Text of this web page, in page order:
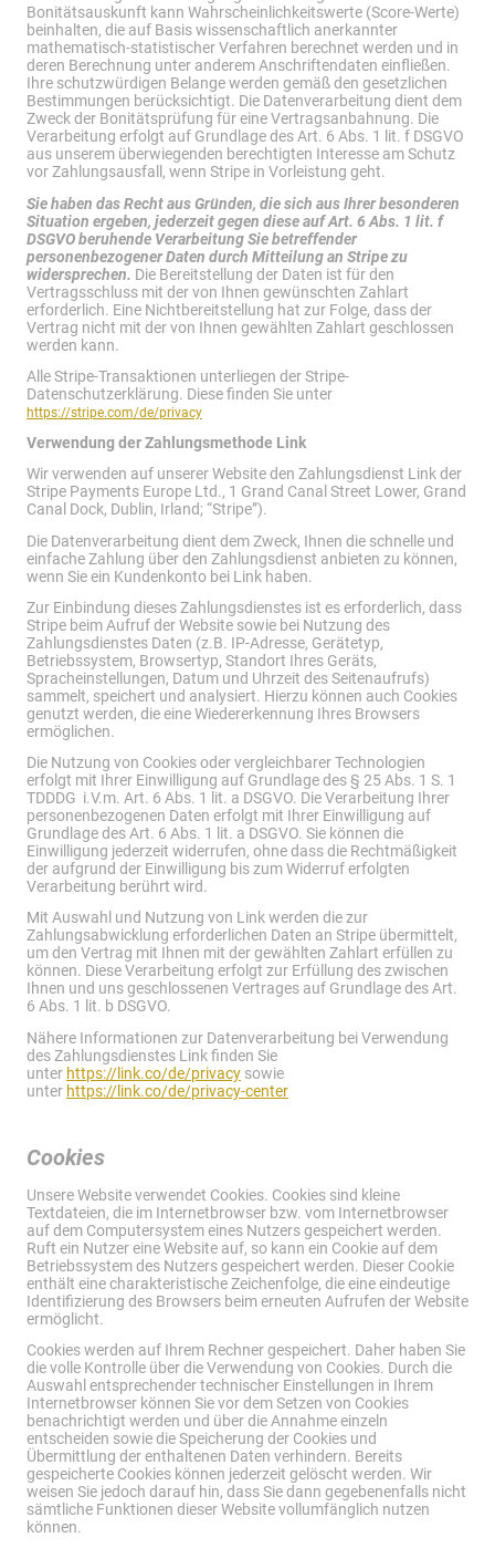
Bonitätsauskunft kann Wahrscheinlichkeitswerte (Score-Werte)
beinhalten, die auf Basis wissenschaftlich anerkannter
mathematisch-statistischer Verfahren berechnet werden und in
deren Berechnung unter anderem Anschriftendaten einfließen.
Ihre schutzwürdigen Belange werden gemäß den gesetzlichen
Bestimmungen berücksichtigt. Die Datenverarbeitung dient dem
Zweck der Bonitätsprüfung für eine Vertragsanbahnung. Die
Verarbeitung erfolgt auf Grundlage des Art. 6 Abs. 1 lit. f DSGVO
aus unserem überwiegenden berechtigten Interesse am Schutz
vor Zahlungsausfall, wenn Stripe in Vorleistung geht.
Sie haben das Recht aus Gründen, die sich aus Ihrer besonderen
Situation ergeben, jederzeit gegen diese auf Art. 6 Abs. 1 lit. f
DSGVO beruhende Verarbeitung Sie betreffender
personenbezogener Daten durch Mitteilung an Stripe zu
widersprechen. Die Bereitstellung der Daten ist für den
Vertragsschluss mit der von Ihnen gewünschten Zahlart
erforderlich. Eine Nichtbereitstellung hat zur Folge, dass der
Vertrag nicht mit der von Ihnen gewählten Zahlart geschlossen
werden kann.
Alle Stripe-Transaktionen unterliegen der Stripe-
Datenschutzerklärung. Diese finden Sie unter
https://stripe.com/de/privacy
Verwendung der Zahlungsmethode Link
Wir verwenden auf unserer Website den Zahlungsdienst Link der
Stripe Payments Europe Ltd., 1 Grand Canal Street Lower, Grand
Canal Dock, Dublin, Irland; “Stripe”).
Die Datenverarbeitung dient dem Zweck, Ihnen die schnelle und
einfache Zahlung über den Zahlungsdienst anbieten zu können,
wenn Sie ein Kundenkonto bei Link haben.
Zur Einbindung dieses Zahlungsdienstes ist es erforderlich, dass
Stripe beim Aufruf der Website sowie bei Nutzung des
Zahlungsdienstes Daten (z.B. IP-Adresse, Gerätetyp,
Betriebssystem, Browsertyp, Standort Ihres Geräts,
Spracheinstellungen, Datum und Uhrzeit des Seitenaufrufs)
sammelt, speichert und analysiert. Hierzu können auch Cookies
genutzt werden, die eine Wiedererkennung Ihres Browsers
ermöglichen.
Die Nutzung von Cookies oder vergleichbarer Technologien
erfolgt mit Ihrer Einwilligung auf Grundlage des § 25 Abs. 1 S. 1
TDDDG i.V.m. Art. 6 Abs. 1 lit. a DSGVO. Die Verarbeitung Ihrer
personenbezogenen Daten erfolgt mit Ihrer Einwilligung auf
Grundlage des Art. 6 Abs. 1 lit. a DSGVO. Sie können die
Einwilligung jederzeit widerrufen, ohne dass die Rechtmäßigkeit
der aufgrund der Einwilligung bis zum Widerruf erfolgten
Verarbeitung berührt wird.
Mit Auswahl und Nutzung von Link werden die zur
Zahlungsabwicklung erforderlichen Daten an Stripe übermittelt,
um den Vertrag mit Ihnen mit der gewählten Zahlart erfüllen zu
können. Diese Verarbeitung erfolgt zur Erfüllung des zwischen
Ihnen und uns geschlossenen Vertrages auf Grundlage des Art.
6 Abs. 1 lit. b DSGVO.
Nähere Informationen zur Datenverarbeitung bei Verwendung
des Zahlungsdienstes Link finden Sie
unter https://link.co/de/privacy sowie
unter https://link.co/de/privacy-center
Cookies
Unsere Website verwendet Cookies. Cookies sind kleine
Textdateien, die im Internetbrowser bzw. vom Internetbrowser
auf dem Computersystem eines Nutzers gespeichert werden.
Ruft ein Nutzer eine Website auf, so kann ein Cookie auf dem
Betriebssystem des Nutzers gespeichert werden. Dieser Cookie
enthält eine charakteristische Zeichenfolge, die eine eindeutige
Identifizierung des Browsers beim erneuten Aufrufen der Website
ermöglicht.
Cookies werden auf Ihrem Rechner gespeichert. Daher haben Sie
die volle Kontrolle über die Verwendung von Cookies. Durch die
Auswahl entsprechender technischer Einstellungen in Ihrem
Internetbrowser können Sie vor dem Setzen von Cookies
benachrichtigt werden und über die Annahme einzeln
entscheiden sowie die Speicherung der Cookies und
Übermittlung der enthaltenen Daten verhindern. Bereits
gespeicherte Cookies können jederzeit gelöscht werden. Wir
weisen Sie jedoch darauf hin, dass Sie dann gegebenenfalls nicht
sämtliche Funktionen dieser Website vollumfänglich nutzen
können.